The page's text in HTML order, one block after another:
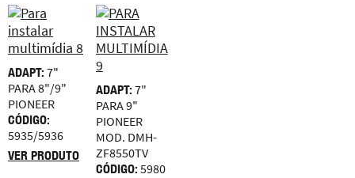
ADAPT: 7"
PARA 8"/9"
PIONEER
CÓDIGO:
5935/5936
VER PRODUTO
ADAPT: 7"
PARA 9"
PIONEER
MOD. DMH-
ZF8550TV
CÓDIGO: 5980